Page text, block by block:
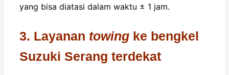
yang bisa diatasi dalam waktu ± 1 jam.
3. Layanan towing ke bengkel
Suzuki Serang terdekat